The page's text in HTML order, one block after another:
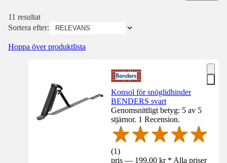
11 resultat
Sortera efter:
Hoppa över produktlista
Konsol för snöglidhinder
BENDERS svart
Genomsnittligt betyg: 5 av 5
stjärnor. 1 Recension.
(1)
pris — 199,00 kr * Alla priser